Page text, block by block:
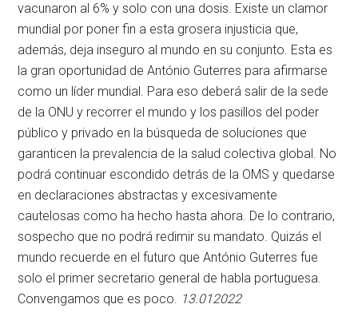
vacunaron al 6% y solo con una dosis. Existe un clamor
mundial por poner fin a esta grosera injusticia que,
además, deja inseguro al mundo en su conjunto. Esta es
la gran oportunidad de António Guterres para afirmarse
como un líder mundial. Para eso deberá salir de la sede
de la ONU y recorrer el mundo y los pasillos del poder
público y privado en la búsqueda de soluciones que
garanticen la prevalencia de la salud colectiva global. No
podrá continuar escondido detrás de la OMS y quedarse
en declaraciones abstractas y excesivamente
cautelosas como ha hecho hasta ahora. De lo contrario,
sospecho que no podrá redimir su mandato. Quizás el
mundo recuerde en el futuro que António Guterres fue
solo el primer secretario general de habla portuguesa.
Convengamos que es poco. 13.012022